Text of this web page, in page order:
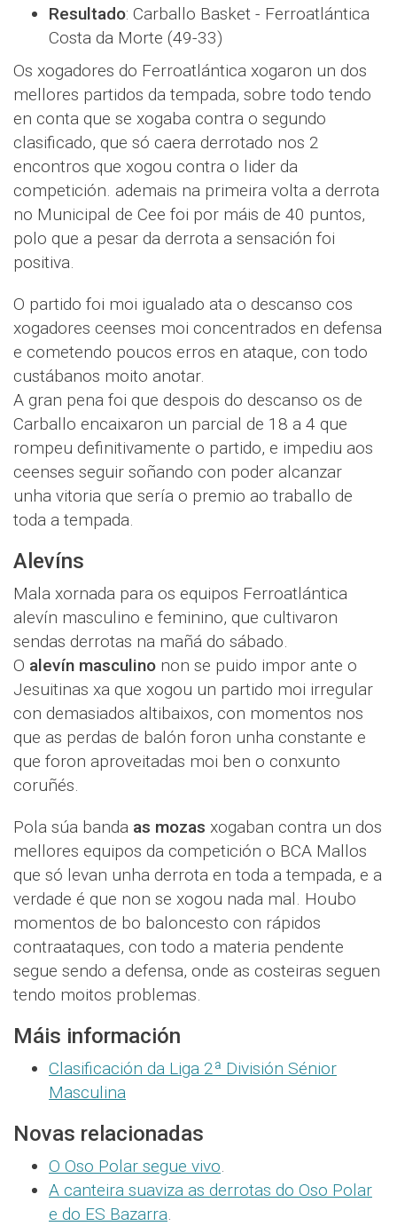
Resultado: Carballo Basket - Ferroatlántica
Costa da Morte (49-33)
Os xogadores do Ferroatlántica xogaron un dos
mellores partidos da tempada, sobre todo tendo
en conta que se xogaba contra o segundo
clasificado, que só caera derrotado nos 2
encontros que xogou contra o lider da
competición. ademais na primeira volta a derrota
no Municipal de Cee foi por máis de 40 puntos,
polo que a pesar da derrota a sensación foi
positiva.
O partido foi moi igualado ata o descanso cos
xogadores ceenses moi concentrados en defensa
e cometendo poucos erros en ataque, con todo
custábanos moito anotar.
A gran pena foi que despois do descanso os de
Carballo encaixaron un parcial de 18 a 4 que
rompeu definitivamente o partido, e impediu aos
ceenses seguir soñando con poder alcanzar
unha vitoria que sería o premio ao traballo de
toda a tempada.
Alevíns
Mala xornada para os equipos Ferroatlántica
alevín masculino e feminino, que cultivaron
sendas derrotas na mañá do sábado.
O alevín masculino non se puido impor ante o
Jesuitinas xa que xogou un partido moi irregular
con demasiados altibaixos, con momentos nos
que as perdas de balón foron unha constante e
que foron aproveitadas moi ben o conxunto
coruñés.
Pola súa banda as mozas xogaban contra un dos
mellores equipos da competición o BCA Mallos
que só levan unha derrota en toda a tempada, e a
verdade é que non se xogou nada mal. Houbo
momentos de bo baloncesto con rápidos
contraataques, con todo a materia pendente
segue sendo a defensa, onde as costeiras seguen
tendo moitos problemas.
Máis información
Clasificación da Liga 2ª División Sénior
Masculina
Novas relacionadas
O Oso Polar segue vivo.
A canteira suaviza as derrotas do Oso Polar
e do ES Bazarra.